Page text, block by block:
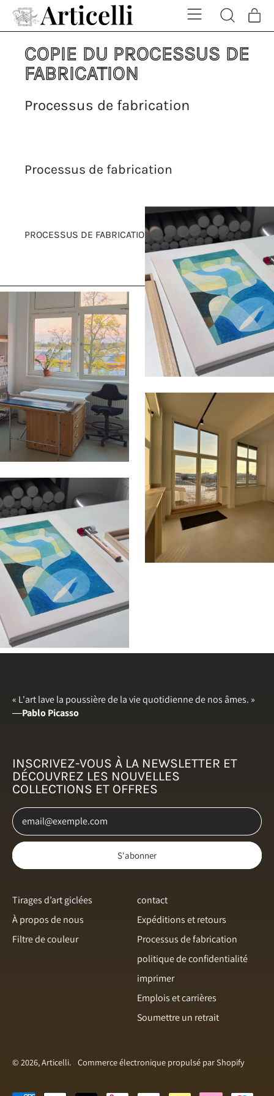
Menu
Rechercher
sur
notre
site
COPIE DU PROCESSUS DE
FABRICATION
Processus de fabrication
Processus de fabrication
PROCESSUS DE FABRICATION
« L'art lave la poussière de la vie quotidienne de nos âmes. »
―Pablo Picasso
INSCRIVEZ-VOUS À LA NEWSLETTER ET
DÉCOUVREZ LES NOUVELLES
COLLECTIONS ET OFFRES
Adresse e-mail
S'abonner
Tirages d’art giclées
À propos de nous
Filtre de couleur
contact
Expéditions et retours
Processus de fabrication
politique de confidentialité
imprimer
Emplois et carrières
Soumettre un retrait
© 2026, Articelli. Commerce électronique propulsé par Shopify
Allemagne (EUR €)
Australie (AUD $)
Autriche (EUR €)
Belgique (EUR €)
Bulgarie (EUR €)
Canada (CAD $)
Chypre (EUR €)
Croatie (EUR €)
Danemark (DKK kr.)
Émirats arabes unis
États-Unis (USD $)
Grèce (EUR €)
Hongrie (HUF Ft)
Islande (ISK kr)
Lettonie (EUR €)
Lituanie (EUR €)
Luxembourg (EUR €)
Pologne (PLN zł)
Italiano
français
svenska
Dansk